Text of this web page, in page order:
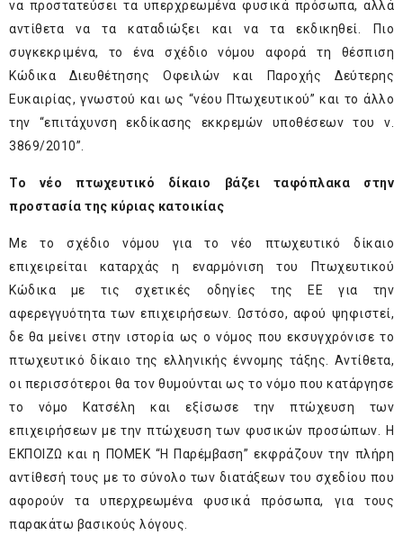
να προστατεύσει τα υπερχρεωμένα φυσικά πρόσωπα, αλλά
αντίθετα να τα καταδιώξει και να τα εκδικηθεί. Πιο
συγκεκριμένα, το ένα σχέδιο νόμου αφορά τη θέσπιση
Κώδικα Διευθέτησης Οφειλών και Παροχής Δεύτερης
Ευκαιρίας, γνωστού και ως “νέου Πτωχευτικού” και το άλλο
την “επιτάχυνση εκδίκασης εκκρεμών υποθέσεων του ν.
3869/2010”.
Το νέο πτωχευτικό δίκαιο βάζει ταφόπλακα στην
προστασία της κύριας κατοικίας
Με το σχέδιο νόμου για το νέο πτωχευτικό δίκαιο
επιχειρείται καταρχάς η εναρμόνιση του Πτωχευτικού
Κώδικα με τις σχετικές οδηγίες της ΕΕ για την
αφερεγγυότητα των επιχειρήσεων. Ωστόσο, αφού ψηφιστεί,
δε θα μείνει στην ιστορία ως ο νόμος που εκσυγχρόνισε το
πτωχευτικό δίκαιο της ελληνικής έννομης τάξης. Αντίθετα,
οι περισσότεροι θα τον θυμούνται ως το νόμο που κατάργησε
το νόμο Κατσέλη και εξίσωσε την πτώχευση των
επιχειρήσεων με την πτώχευση των φυσικών προσώπων. Η
ΕΚΠΟΙΖΩ και η ΠΟMΕΚ “Η Παρέμβαση” εκφράζουν την πλήρη
αντίθεσή τους με το σύνολο των διατάξεων του σχεδίου που
αφορούν τα υπερχρεωμένα φυσικά πρόσωπα, για τους
παρακάτω βασικούς λόγους.